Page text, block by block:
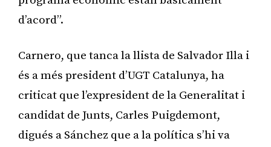
d’acord”.
Carnero, que tanca la llista de Salvador Illa i
és a més president d’UGT Catalunya, ha
criticat que l’expresident de la Generalitat i
candidat de Junts, Carles Puigdemont,
digués a Sánchez que a la política s’hi va